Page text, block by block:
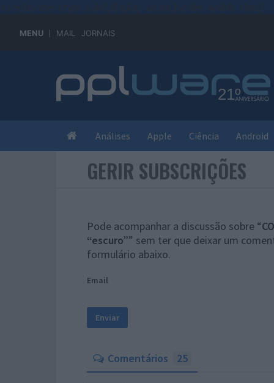
MENU MAIL JORNAIS
Análises Apple Ciência Android
GERIR SUBSCRIÇÕES
Pode acompanhar a discussão sobre “
“escuro”” sem ter que deixar um
formulário abaixo.
Email
Comentários 25